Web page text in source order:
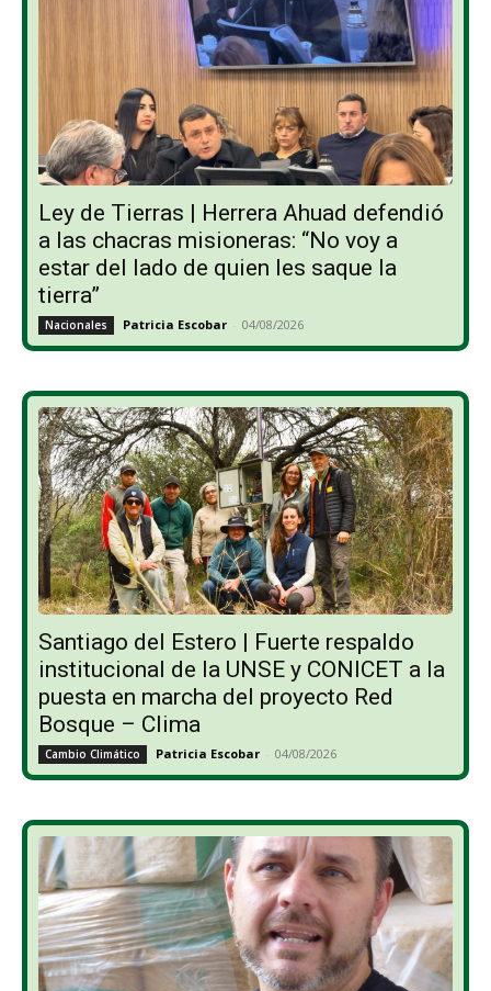
Ley de Tierras | Herrera Ahuad defendió
a las chacras misioneras: “No voy a
estar del lado de quien les saque la
tierra”
Nacionales Patricia Escobar - 04/08/2026
Santiago del Estero | Fuerte respaldo
institucional de la UNSE y CONICET a la
puesta en marcha del proyecto Red
Bosque – Clima
Cambio Climático Patricia Escobar - 04/08/2026